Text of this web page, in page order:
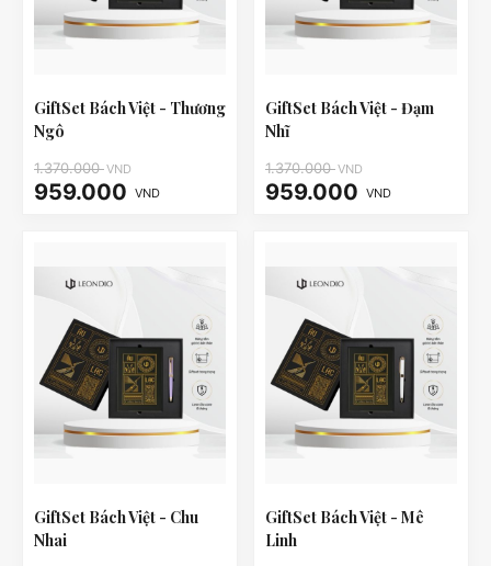
GiftSet Bách Việt - Thương
Ngô
1.370.000VND
959.000 VND
GiftSet Bách Việt - Đạm
Nhĩ
1.370.000VND
959.000 VND
GiftSet Bách Việt - Chu
Nhai
GiftSet Bách Việt - Mê
Linh